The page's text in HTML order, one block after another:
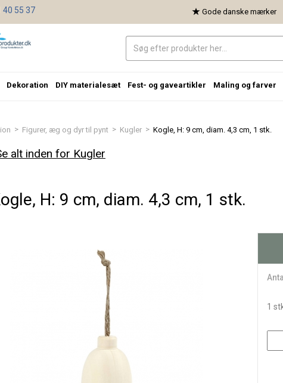
> Figurer, æg og dyr til pynt > Kugler > Kogle, H: 9 cm, diam. 4,3 cm, 1 stk.
alt inden for Kugler
H: 9 cm, diam. 4,3 cm, 1 stk.
Antal
1
40 55 37 Gode danske mærker
Dekoration DIY materialesæt Fest- og gaveartikler Maling og farver